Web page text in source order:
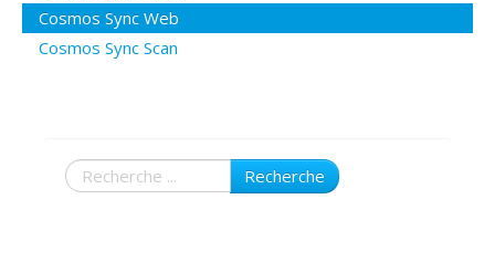
Connexion
Cosmos Sync Web
Cosmos Sync Scan
Recherche